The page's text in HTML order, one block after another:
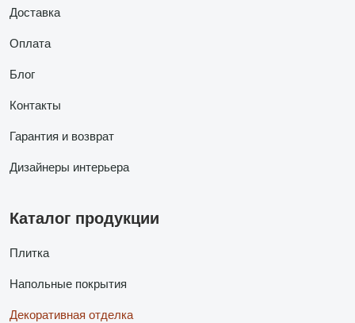
Доставка
Оплата
Блог
Контакты
Гарантия и возврат
Дизайнеры интерьера
Каталог продукции
Плитка
Напольные покрытия
Декоративная отделка